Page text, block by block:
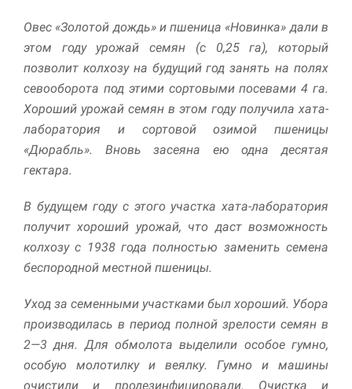
Овес «Золотой дождь» и пшеница «Новинка» дали в
этом году урожай семян (с 0,25 га), который
позволит колхозу на будущий год занять на полях
севооборота под этими сортовыми посевами 4 га.
Хороший урожай семян в этом году получила хата-
лаборатория и сортовой озимой пшеницы
«Дюрабль». Вновь засеяна ею одна десятая
гектара.
В будущем году с этого участка хата-лаборатория
получит хороший урожай, что даст возможность
колхозу с 1938 года полностью заменить се­мена
беспородной местной пшеницы.
Уход за семенными участками был хороший. Убора
производилась в период полной зрелости семян в
2—3 дня. Для обмолота выделили особое гумно,
особую молотилку и веялку. Гумно и машины
очистили и продезинфицировали. Очистка и